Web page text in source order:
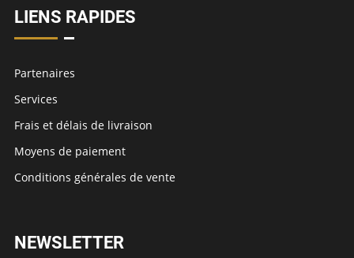
LIENS RAPIDES
Partenaires
Services
Frais et délais de livraison
Moyens de paiement
Conditions générales de vente
NEWSLETTER